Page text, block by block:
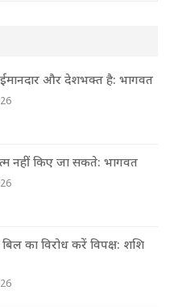
और देशभक्त है: भागवत
नहीं किए जा सकते: भागवत
का विरोध करें विपक्ष: शशि